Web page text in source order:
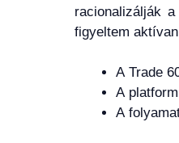
racionalizálják
figyeltem
A Trade
A
A